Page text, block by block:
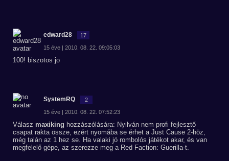
edward28 17
15 éve | 2010. 08. 22. 09:05:03
100! biszotos jo
SystemRQ 2
15 éve | 2010. 08. 22. 07:52:23
Válasz maxiking hozzászólására: Nyilván nem profi fejlesztő
csapat rakta össze, ezért nyomába se érhet a Just Cause 2-höz,
még talán az 1 hez se. Ha valaki jó rombolós játékot akar, és van
megfelelő gépe, az szerezze meg a Red Faction: Guerilla-t.